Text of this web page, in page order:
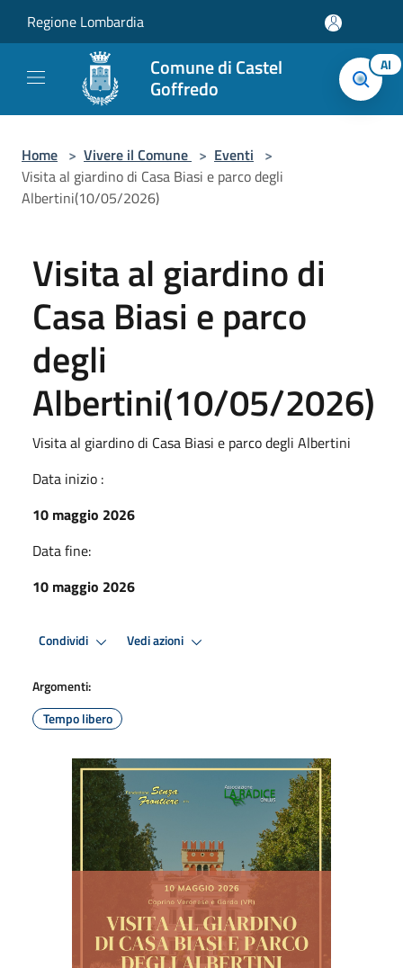
Regione Lombardia
Comune di Castel
Goffredo
AI
Home > Vivere il Comune > Eventi >
Visita al giardino di Casa Biasi e parco degli
Albertini(10/05/2026)
Visita al giardino di
Casa Biasi e parco
degli
Albertini(10/05/2026)
Visita al giardino di Casa Biasi e parco degli Albertini
Data inizio :
10 maggio 2026
Data fine:
10 maggio 2026
Condividi Vedi azioni
Argomenti:
Tempo libero